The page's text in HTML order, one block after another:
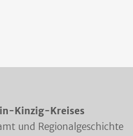
Kinzig-Kreises
und Regionalgeschichte